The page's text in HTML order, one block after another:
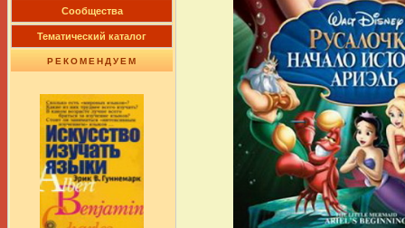
Сообщества
Тематический каталог
РЕКОМЕНДУЕМ